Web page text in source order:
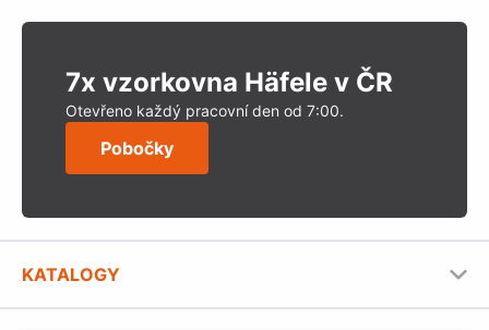
7x vzorkovna Häfele v ČR
Otevřeno každý pracovní den od 7:00.
Pobočky
KATALOGY